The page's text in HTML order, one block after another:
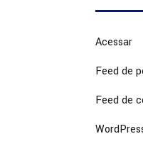
Acessar
Feed de
Feed de